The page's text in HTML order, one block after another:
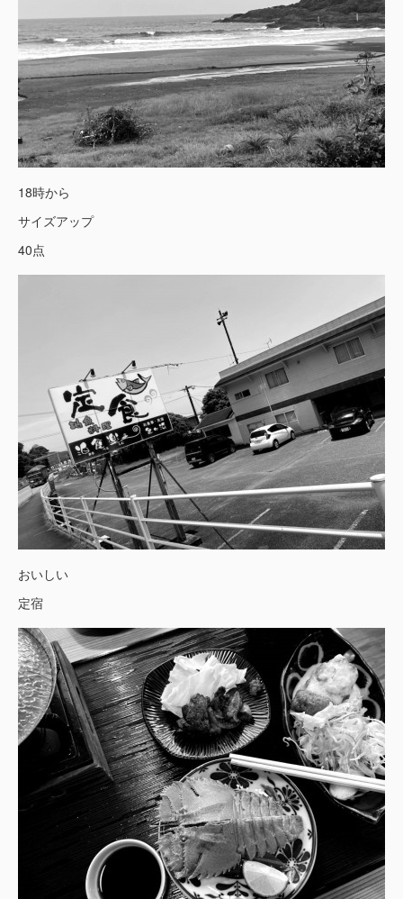
18時から
サイズアップ
40点
おいしい
定宿